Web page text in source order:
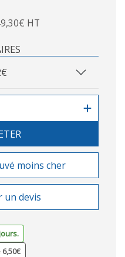
HT
moins cher
un devis